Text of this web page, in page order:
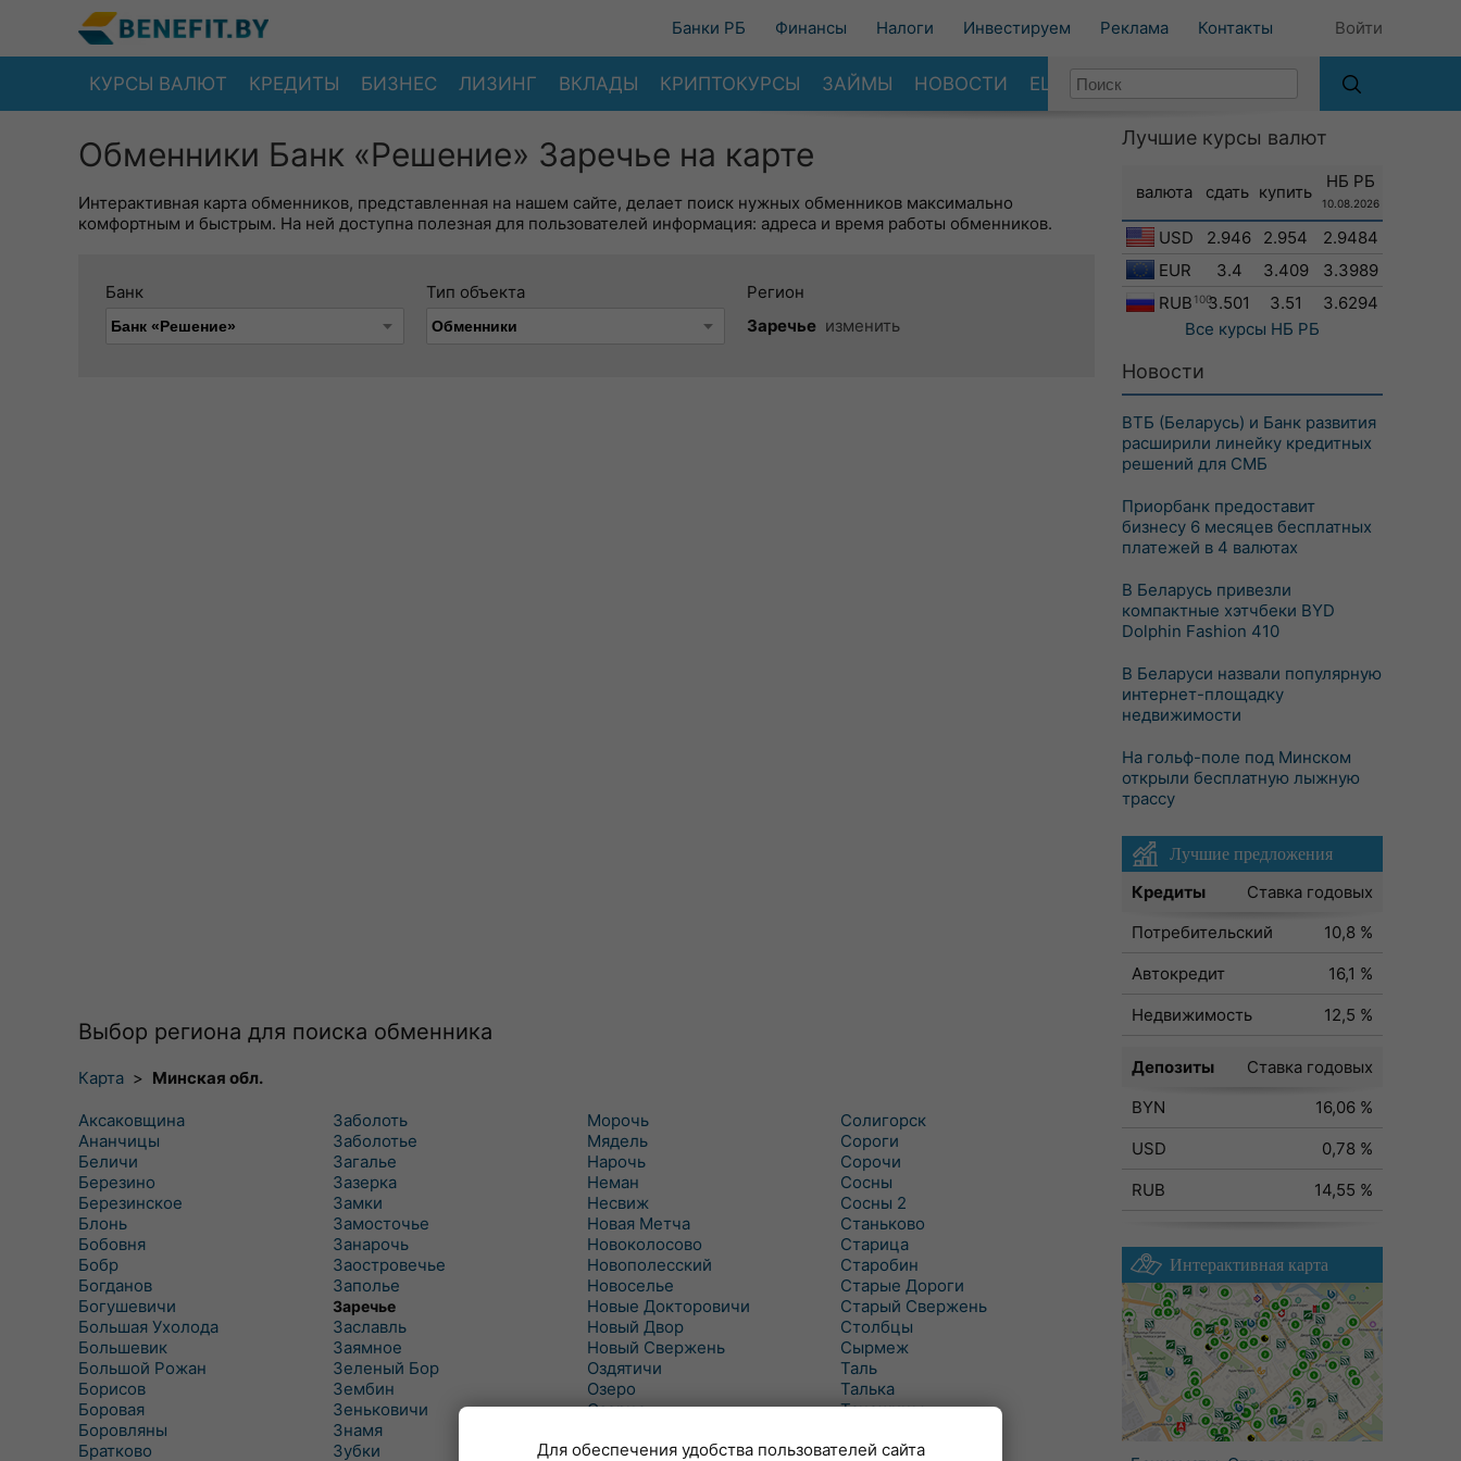
Банки РБ Финансы Налоги Инвестируем Реклама Контакты Войти
КУРСЫ ВАЛЮТ КРЕДИТЫ БИЗНЕС ЛИЗИНГ ВКЛАДЫ КРИПТОКУРСЫ ЗАЙМЫ НОВОСТИ ЕЩЕ
Обменники Банк «Решение» Заречье на карте
Интерактивная карта обменников, представленная на нашем сайте, делает поиск нужных обменников максимально
комфортным и быстрым. На ней доступна полезная для пользователей информация: адреса и время работы обменников.
Банк Тип объекта
Регион
Заречье изменить
Выбор региона для поиска обменника
Карта > Минская обл.
Аксаковщина
Ананчицы
Беличи
Березино
Березинское
Блонь
Бобовня
Бобр
Богданов
Богушевичи
Большая Ухолода
Большевик
Большой Рожан
Борисов
Боровая
Боровляны
Братково
Заболоть
Заболотье
Загалье
Зазерка
Замки
Замосточье
Занарочь
Заостровечье
Заполье
Заречье
Заславль
Заямное
Зеленый Бор
Зембин
Зеньковичи
Знамя
Зубки
Морочь
Мядель
Нарочь
Неман
Несвиж
Новая Метча
Новоколосово
Новополесский
Новоселье
Новые Докторовичи
Новый Двор
Новый Свержень
Оздятичи
Озеро
Озерцо
Октябрь
Солигорск
Сороги
Сорочи
Сосны
Сосны 2
Станьково
Старица
Старобин
Старые Дороги
Старый Свержень
Столбцы
Сырмеж
Таль
Талька
Танежицы
Турец-Бояры
Лучшие курсы валют
валюта сдать купить
НБ РБ
10.08.2026
USD 2.946 2.954
2.9484
EUR
3.4 3.409
3.3989
RUB 1003.501 3.51
3.6294
Все курсы НБ РБ
Новости
ВТБ (Беларусь) и Банк развития
расширили линейку кредитных
решений для СМБ
Приорбанк предоставит
бизнесу 6 месяцев бесплатных
платежей в 4 валютах
В Беларусь привезли
компактные хэтчбеки BYD
Dolphin Fashion 410
В Беларуси назвали популярную
интернет-площадку
недвижимости
На гольф-поле под Минском
открыли бесплатную лыжную
трассу
Лучшие предложения
Кредиты
Ставка годовых
Потребительский
10,8 %
Автокредит
16,1 %
Недвижимость
12,5 %
Депозиты
Ставка годовых
BYN
16,06 %
USD
0,78 %
RUB
14,55 %
Интерактивная карта
Для обеспечения удобства пользователей сайта